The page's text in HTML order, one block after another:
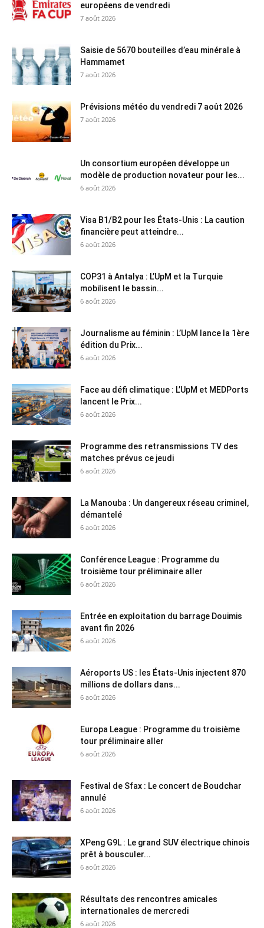
européens de vendredi
7 août 2026
Saisie de 5670 bouteilles d’eau minérale à
Hammamet
7 août 2026
Prévisions météo du vendredi 7 août 2026
7 août 2026
Un consortium européen développe un
modèle de production novateur pour les...
6 août 2026
Visa B1/B2 pour les États-Unis : La caution
financière peut atteindre...
6 août 2026
COP31 à Antalya : L’UpM et la Turquie
mobilisent le bassin...
6 août 2026
Journalisme au féminin : L’UpM lance la 1ère
édition du Prix...
6 août 2026
Face au défi climatique : L’UpM et MEDPorts
lancent le Prix...
6 août 2026
Programme des retransmissions TV des
matches prévus ce jeudi
6 août 2026
La Manouba : Un dangereux réseau criminel,
démantelé
6 août 2026
Conférence League : Programme du
troisième tour préliminaire aller
6 août 2026
Entrée en exploitation du barrage Douimis
avant fin 2026
6 août 2026
Aéroports US : les États-Unis injectent 870
millions de dollars dans...
6 août 2026
Europa League : Programme du troisième
tour préliminaire aller
6 août 2026
Festival de Sfax : Le concert de Boudchar
annulé
6 août 2026
XPeng G9L : Le grand SUV électrique chinois
prêt à bousculer...
6 août 2026
Résultats des rencontres amicales
internationales de mercredi
6 août 2026